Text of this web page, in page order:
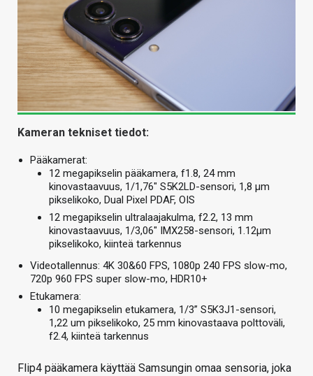
Kameran tekniset tiedot:
Pääkamerat:
12 megapikselin pääkamera, f1.8, 24 mm
kinovastaavuus, 1/1,76″ S5K2LD-sensori, 1,8 µm
pikselikoko, Dual Pixel PDAF, OIS
12 megapikselin ultralaajakulma, f2.2, 13 mm
kinovastaavuus, 1/3,06″ IMX258-sensori, 1.12µm
pikselikoko, kiinteä tarkennus
Videotallennus: 4K 30&60 FPS, 1080p 240 FPS slow-mo,
720p 960 FPS super slow-mo, HDR10+
Etukamera:
10 megapikselin etukamera, 1/3” S5K3J1-sensori,
1,22 um pikselikoko, 25 mm kinovastaava polttoväli,
f2.4, kiinteä tarkennus
Flip4 pääkamera käyttää Samsungin omaa sensoria, joka